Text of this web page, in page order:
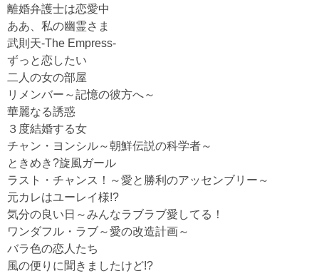
離婚弁護士は恋愛中
ああ、私の幽霊さま
武則天-The Empress-
ずっと恋したい
二人の女の部屋
リメンバー～記憶の彼方へ～
華麗なる誘惑
３度結婚する女
チャン・ヨンシル～朝鮮伝説の科学者～
ときめき?旋風ガール
ラスト・チャンス！～愛と勝利のアッセンブリー～
元カレはユーレイ様!?
気分の良い日～みんなラブラブ愛してる！
ワンダフル・ラブ～愛の改造計画～
バラ色の恋人たち
風の便りに聞きましたけど!?